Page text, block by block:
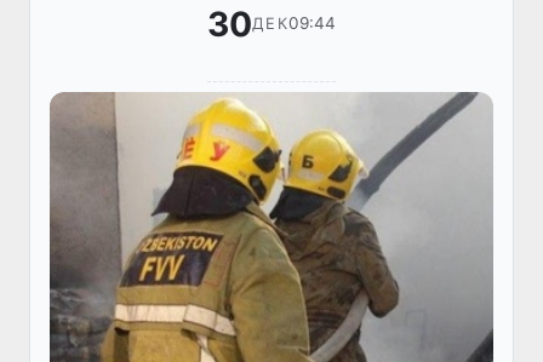
30ДЕК09:44